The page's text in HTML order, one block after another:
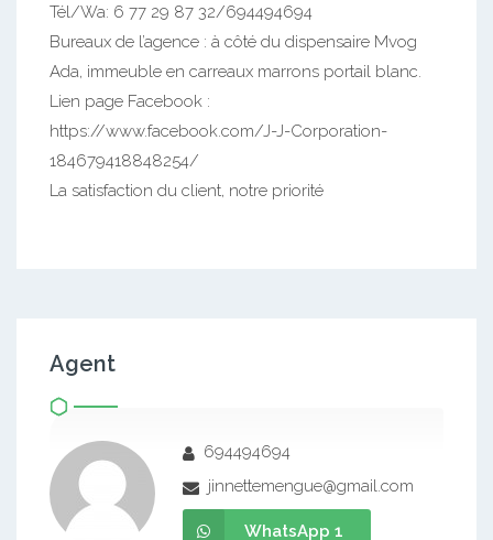
Tél/Wa: 6 77 29 87 32/694494694
Bureaux de l’agence : à côté du dispensaire Mvog
Ada, immeuble en carreaux marrons portail blanc.
Lien page Facebook :
https://www.facebook.com/J-J-Corporation-
184679418848254/
La satisfaction du client, notre priorité
Agent
694494694
jinnettemengue@gmail.com
WhatsApp 1